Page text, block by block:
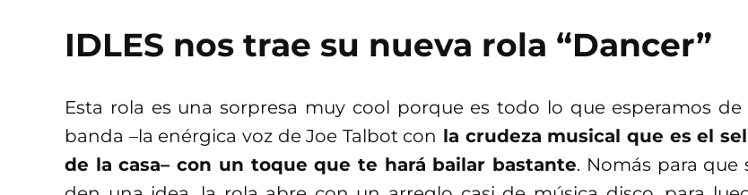
IDLES nos trae su nueva rola “Dancer”
Esta rola es una sorpresa muy cool porque es todo lo que esperamos de
banda –la enérgica voz de Joe Talbot con la crudeza musical que es el
de la casa– con un toque que te hará bailar bastante. Nomás para que